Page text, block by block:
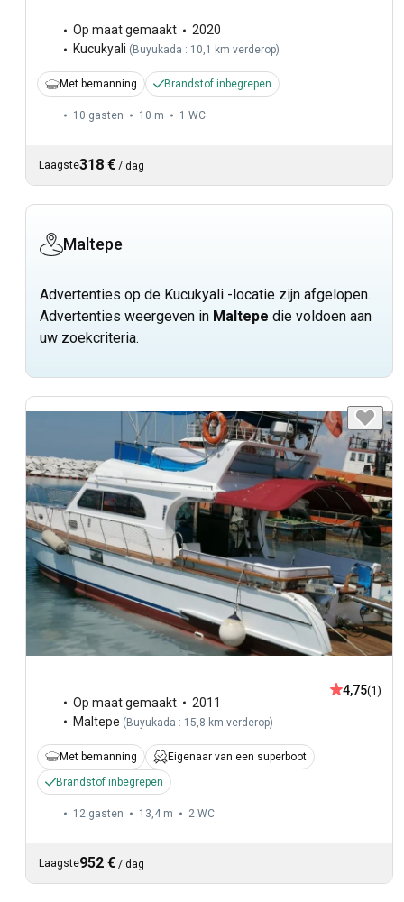
Op maat gemaakt
2020
Kucukyali ( Buyukada : 10,1 km verderop)
Met bemanning Brandstof inbegrepen
10 gasten 10 m 1 WC
Laagste318 € / dag
Maltepe
Advertenties op de Kucukyali -locatie zijn afgelopen.
Advertenties weergeven in Maltepe die voldoen aan
uw zoekcriteria.
Op maat gemaakt
2011
Maltepe (Buyukada : 15,8 km verderop)
4,75(1)
Met bemanning
Eigenaar van een superboot
Brandstof inbegrepen
12 gasten 13,4 m 2 WC
Laagste952 € / dag